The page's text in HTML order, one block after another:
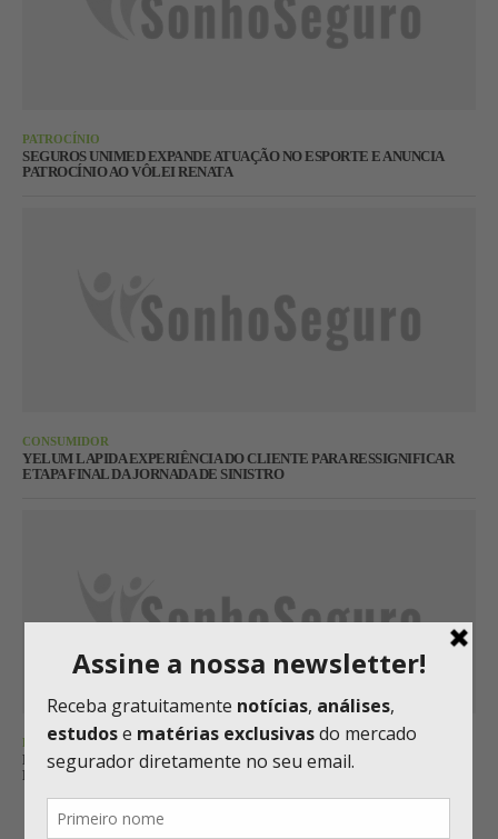
PATROCÍNIO
SEGUROS UNIMED EXPANDE ATUAÇÃO NO ESPORTE E ANUNCIA
PATROCÍNIO AO VÔLEI RENATA
CONSUMIDOR
YELUM LAPIDA EXPERIÊNCIA DO CLIENTE PARA RESSIGNIFICAR
ETAPA FINAL DA JORNADA DE SINISTRO
RATING
FITCH REAFIRMA RATING ‘AA-’ DO GRUPO GENERALI, COM
PERSPECTIVA ESTÁVEL